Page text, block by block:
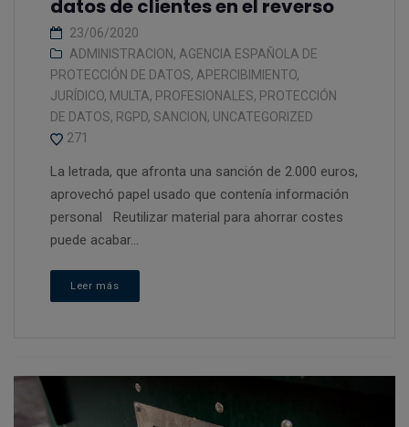
datos de clientes en el reverso
23/06/2020
ADMINISTRACION, AGENCIA ESPAÑOLA DE
PROTECCIÓN DE DATOS, APERCIBIMIENTO,
JURÍDICO, MULTA, PROFESIONALES, PROTECCIÓN
DE DATOS, RGPD, SANCION, UNCATEGORIZED
271
La letrada, que afronta una sanción de 2.000 euros,
aprovechó papel usado que contenía información
personal Reutilizar material para ahorrar costes
puede acabar...
Leer más